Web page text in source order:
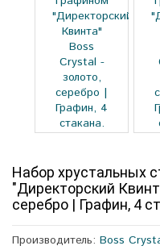
Набор хрустальных
"Директорский
серебро | Графин, 4
Производитель: Boss